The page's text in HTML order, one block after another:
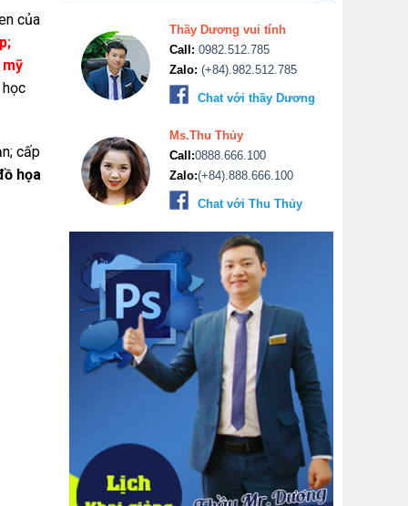
của
cấp
họa
Thầy Dương vui tính
Call: 0982.512.785
Zalo: (+84).982.512.785
Chat với thầy Dương
Ms.Thu Thủy
Call:0888.666.100
Zalo:(+84).888.666.100
Chat với Thu Thủy